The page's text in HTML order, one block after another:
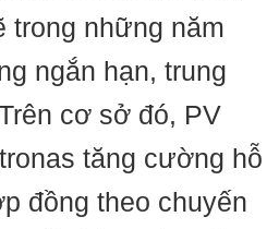
trong những năm
ngắn hạn, trung
cơ sở đó, PV
tăng cường hỗ
đồng theo chuyến